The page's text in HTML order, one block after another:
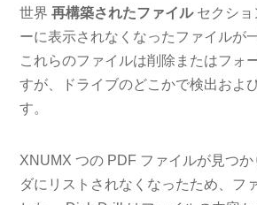
世界再構築されたファイルセクショ
ーに表示されなくなったファイルが
これらのファイルは削除またはフォ
すが、ドライブのどこかで検出およ
す。
XNUMX つの PDF ファイルが見つ
ダにリストされなくなったため、フ